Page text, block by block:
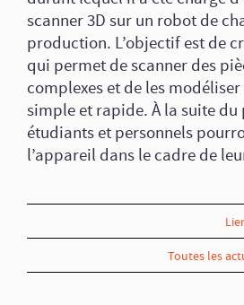
scanner 3D sur un robot de
production. L’objectif est de
qui permet de scanner des
complexes et de les
simple et rapide. À la suite du
étudiants et personnels
l’appareil dans le cadre de
Toutes les